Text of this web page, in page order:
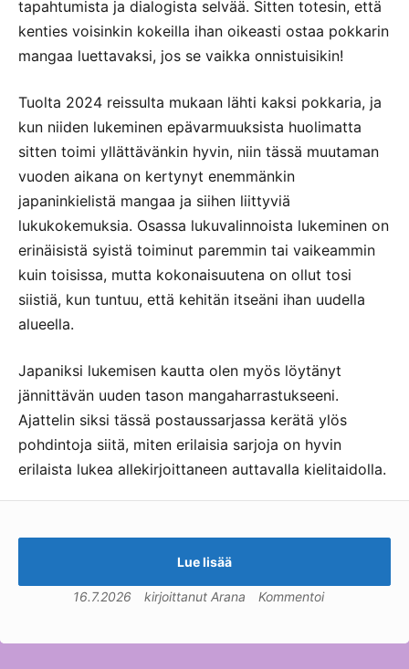
tapahtumista ja dialogista selvää. Sitten totesin, että
kenties voisinkin kokeilla ihan oikeasti ostaa pokkarin
mangaa luettavaksi, jos se vaikka onnistuisikin!
Tuolta 2024 reissulta mukaan lähti kaksi pokkaria, ja
kun niiden lukeminen epävarmuuksista huolimatta
sitten toimi yllättävänkin hyvin, niin tässä muutaman
vuoden aikana on kertynyt enemmänkin
japaninkielistä mangaa ja siihen liittyviä
lukukokemuksia. Osassa lukuvalinnoista lukeminen on
erinäisistä syistä toiminut paremmin tai vaikeammin
kuin toisissa, mutta kokonaisuutena on ollut tosi
siistiä, kun tuntuu, että kehitän itseäni ihan uudella
alueella.
Japaniksi lukemisen kautta olen myös löytänyt
jännittävän uuden tason mangaharrastukseeni.
Ajattelin siksi tässä postaussarjassa kerätä ylös
pohdintoja siitä, miten erilaisia sarjoja on hyvin
erilaista lukea allekirjoittaneen auttavalla kielitaidolla.
Lue lisää
16.7.2026 kirjoittanut Arana Kommentoi